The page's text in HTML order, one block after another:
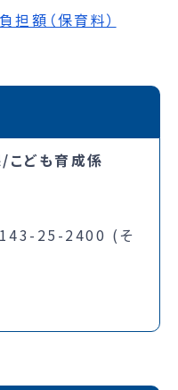
額（保育料）
ども育成係
25-2400 (そ